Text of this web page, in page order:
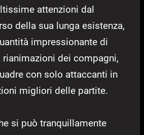
attenzioni dal
della sua lunga esistenza,
impressionante di
rianimazioni dei compagni,
con solo attaccanti in
migliori delle partite.
si può tranquillamente